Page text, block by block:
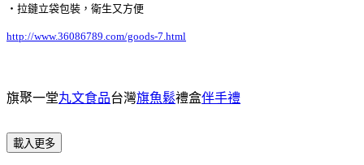
‧拉鏈立袋包裝，衛生又方便
http://www.36086789.com/goods-7.html
旗聚一堂丸文食品台灣旗魚鬆禮盒伴手禮
載入更多